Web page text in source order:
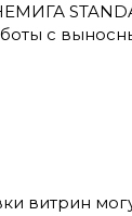
с
витрин